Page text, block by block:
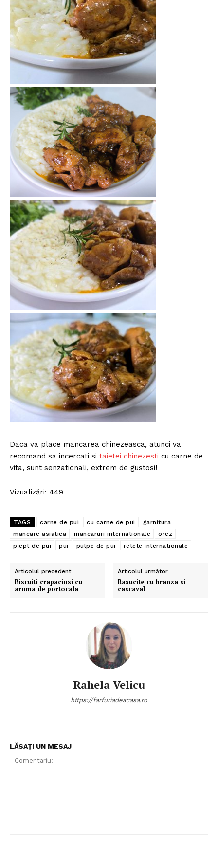
Contact
Despre mine
Daca va place mancarea chinezeasca, atunci va
recomand sa incercati si taietei chinezesti cu carne de
vita, sunt senzationali, extrem de gustosi!
Vizualizări: 449
TAGS carne de pui cu carne de pui
garnitura
mancare asiatica
mancaruri internationale
orez
piept de pui
pui pulpe de pui retete internationale
Articolul precedent
Biscuiti crapaciosi cu
aroma de portocala
Articolul următor
Rasucite cu branza si
cascaval
Rahela Velicu
https://farfuriadeacasa.ro
LĂSAȚI UN MESAJ